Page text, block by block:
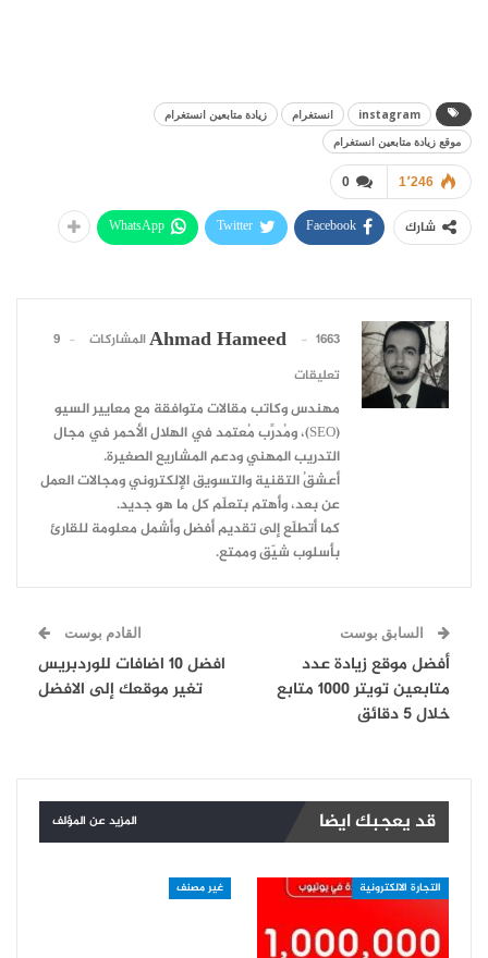
instagram انستغرام
زيادة متابعين انستغرام
موقع زيادة متابعين انستغرام
0 1٬246
شارك Facebook
Twitter
WhatsApp
Ahmad Hameed 1663 المشاركات
9
تعليقات
مهندس وكاتب مقالات متوافقة مع معايير السيو
(SEO)، ومُدرِّب مُعتمد في الهلال الأحمر في مجال
التدريب المهني ودعم المشاريع الصغيرة.
أعشقُ التقنية والتسويق الإلكتروني ومجالات العمل
عن بعد، وأهتم بتعلّم كل ما هو جديد.
كما أتطلّع إلى تقديم أفضل وأشمل معلومة للقارئ
بأسلوب شيّق وممتع.
السابق بوست
أفضل موقع زيادة عدد
متابعين تويتر 1000 متابع
خلال 5 دقائق
القادم بوست
افضل 10 اضافات للوردبريس
تغير موقعك إلى الافضل
قد يعجبك ايضا المزيد عن المؤلف
التجارة الالكترونية غير مصنف